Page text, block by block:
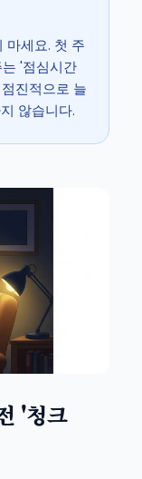
마세요. 첫 주
'점심시간
진적으로 늘
않습니다.
'청크